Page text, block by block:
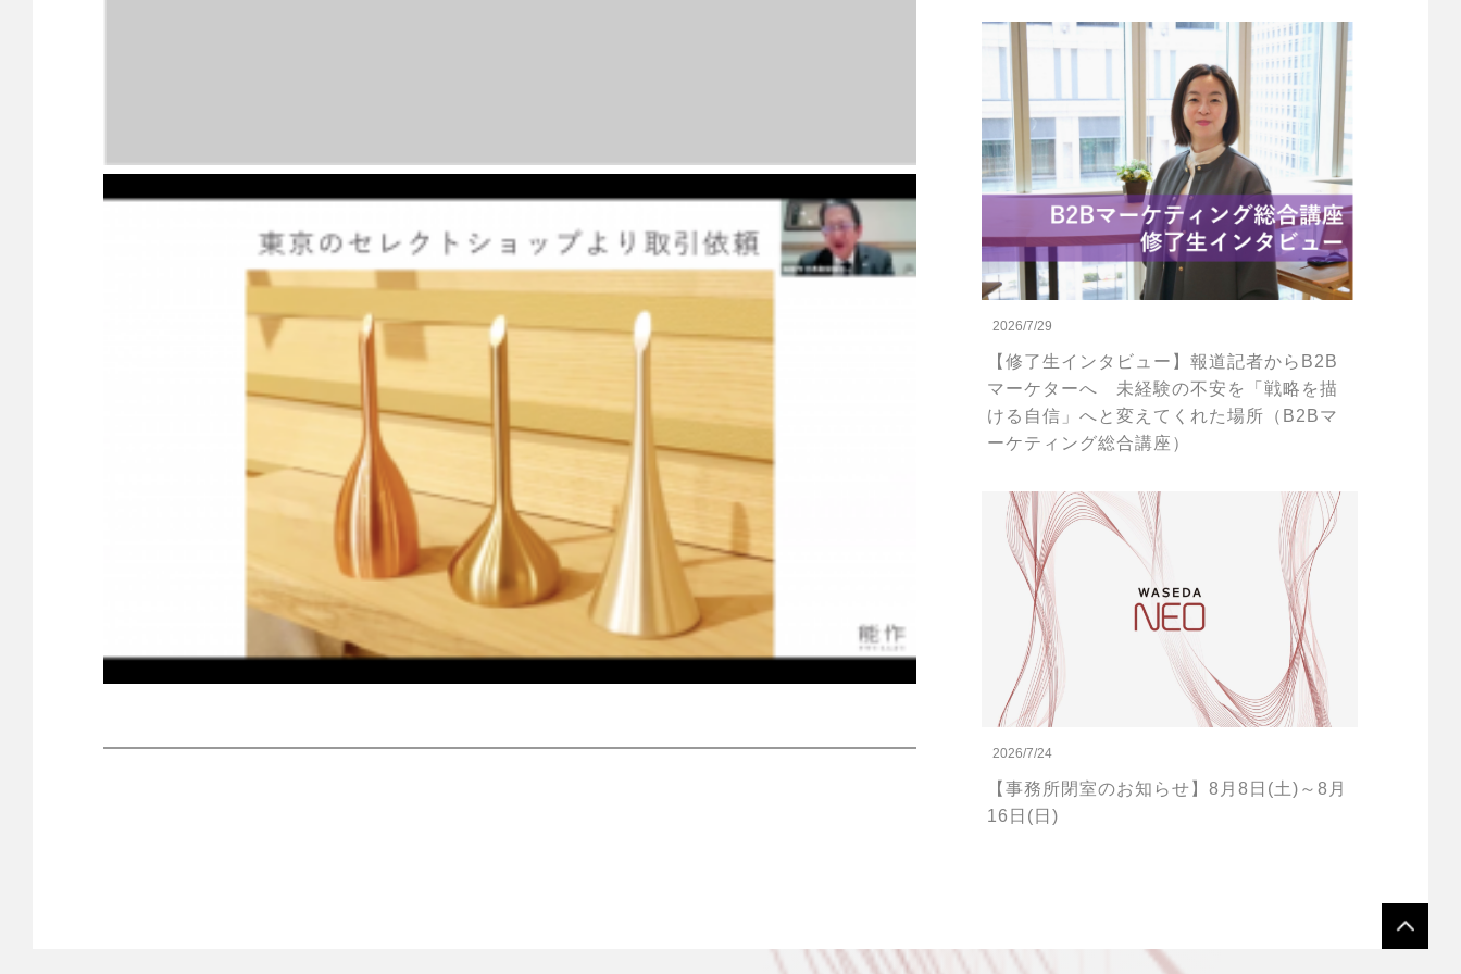
2026/7/29
【修了生インタビュー】報道記者からB2B
マーケターへ 未経験の不安を「戦略を描
ける自信」へと変えてくれた場所（B2Bマ
ーケティング総合講座）
2026/7/24
【事務所閉室のお知らせ】8月8日(土)～8月
16日(日)